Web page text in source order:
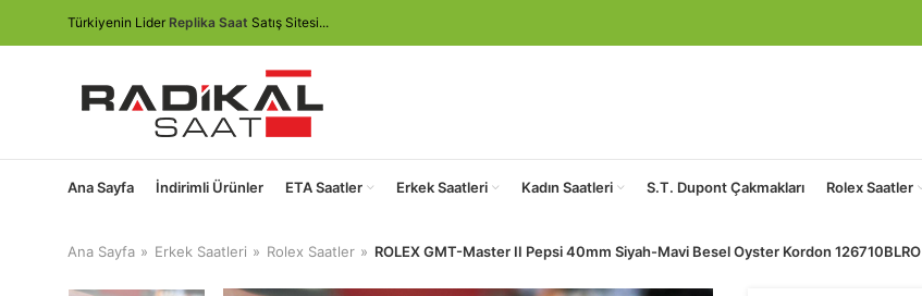
Türkiyenin Lider Replika Saat Satış Sitesi...
Ana Sayfa İndirimli Ürünler ETA Saatler Erkek Saatleri Kadın Saatleri S.T. Dupont Çakmakları Rolex Saatler
Ana Sayfa Erkek Saatleri Rolex Saatler ROLEX GMT-Master II Pepsi 40mm Siyah-Mavi Besel Oyster Kordon 126710BLRO